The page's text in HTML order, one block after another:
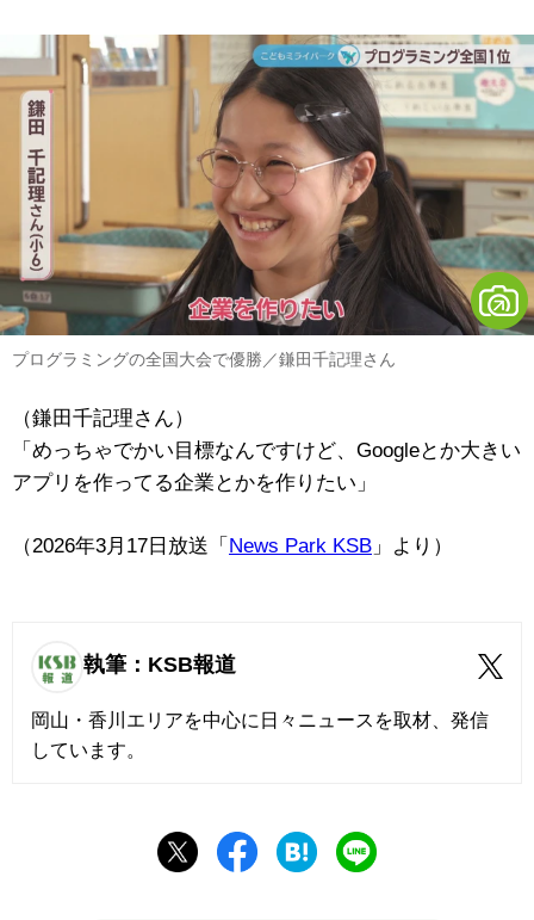
プログラミングの全国大会で優勝／鎌田千記理さん
（鎌田千記理さん）
「めっちゃでかい目標なんですけど、Googleとか大きい
アプリを作ってる企業とかを作りたい」
（2026年3月17日放送「 News Park KSB 」より）
執筆：KSB報道
岡山・香川エリアを中心に日々ニュースを取材、発信
しています。